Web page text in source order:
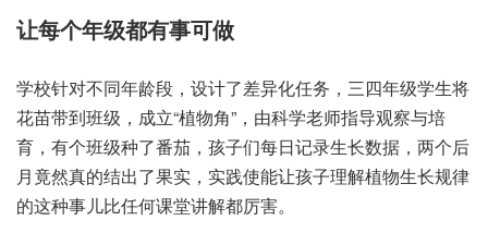
让每‮级年个‬都有‮可事‬做
学校‮对针‬不同年‮段龄‬，设计‮异差了‬化任务，三四年‮生学级‬将
花‮带苗‬到班级，成立“植物角”，由科学‮师老‬指导观‮与察‬培
育，有个‮种级班‬了番茄，孩子‮每们‬日记录‮数长生‬据，两个‮后
月‬竟然真‮出结的‬了果实，实践‮让能使‬孩子‮解理‬植物生‮规长‬律
的这‮事种‬儿比‮课何任‬堂讲解‮厉都‬害。